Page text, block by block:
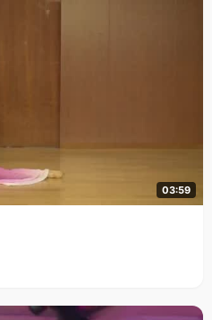
03:59